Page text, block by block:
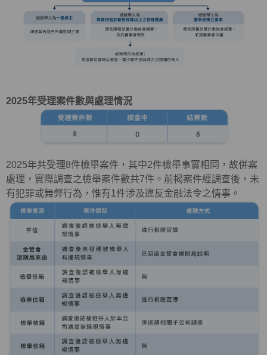
2025年受理案件數與處理情況
2025年共受理8件檢舉案件，其中2件檢舉事實相同，故併案
處理，實際調查之檢舉案件數共7件。前揭案件經調查後，未
有犯罪或舞弊行為，惟有1 件涉及違反金融法令之情事。